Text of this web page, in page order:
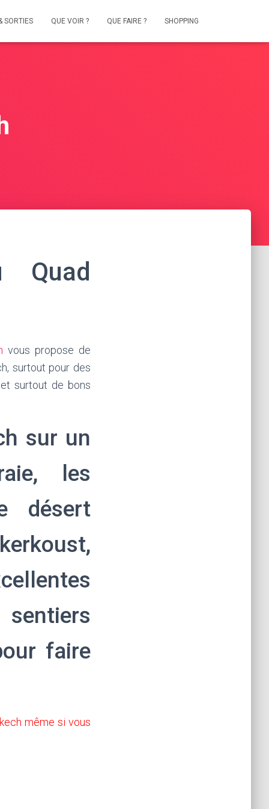
SORTIES QUE VOIR ? QUE FAIRE ? SHOPPING
vous propose de
surtout pour des
surtout de bons
sur un
les
désert
faire
même si vous